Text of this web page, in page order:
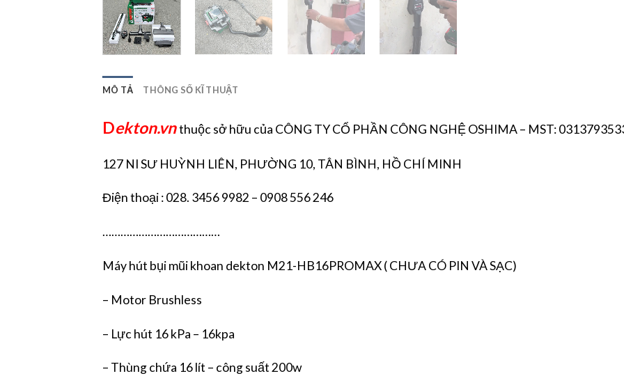
MÔ TẢ THÔNG SỐ KĨ THUẬT
Dekton.vnthuộc sở hữu của CÔNG TY CỔ PHẦN CÔNG NGHỆ OSHIMA – MST:
127 NI SƯ HUỲNH LIÊN, PHƯỜNG 10, TÂN BÌNH, HỒ CHÍ MINH
Điện thoại : 028. 3456 9982 – 0908 556 246
…………………………………
Máy hút bụi mũi khoan dekton M21-HB16PROMAX ( CHƯA CÓ PIN VÀ SẠC)
– Motor Brushless
– Lực hút 16 kPa – 16kpa
– Thùng chứa 16 lít – công suất 200w